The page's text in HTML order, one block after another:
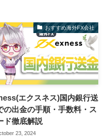
おすすめ海外FX会社
エクスネス)国内銀行送
の出金の手順・手数料・ス
ド徹底解説
23, 2024